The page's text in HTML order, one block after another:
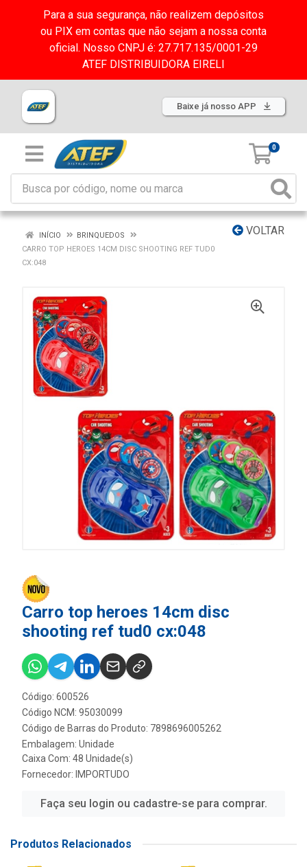
Para a sua segurança, não realizem depósitos
ou PIX em contas que não sejam a nossa conta
oficial. Nosso CNPJ é: 27.717.135/0001-29
ATEF DISTRIBUIDORA EIRELI
Baixe já nosso APP
0
VOLTAR
INÍCIO
BRINQUEDOS
CARRO TOP HEROES 14CM DISC SHOOTING REF TUD0
CX:048
Carro top heroes 14cm disc
shooting ref tud0 cx:048
Código: 600526
Código NCM: 95030099
Código de Barras do Produto: 7898696005262
Embalagem: Unidade
Caixa Com: 48 Unidade(s)
Fornecedor: IMPORTUDO
Faça seu login ou cadastre-se para comprar.
Produtos Relacionados